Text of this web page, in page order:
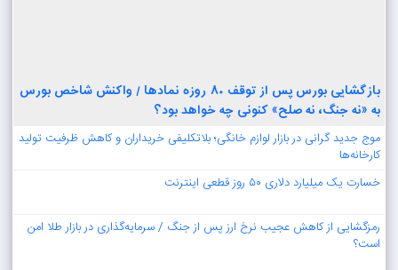
بازگشایی بورس پس از توقف ۸۰ روزه نمادها / واکنش شاخص بورس
به «نه جنگ، نه صلح» کنونی چه خواهد بود؟
موج جدید گرانی در بازار لوازم خانگی؛ بلاتکلیفی خریداران و کاهش ظرفیت تولید
کارخانه‌ها
خسارت یک میلیارد دلاری ۵۰ روز قطعی اینترنت
رمزگشایی از کاهش عجیب نرخ ارز پس از جنگ / سرمایه‌گذاری در بازار طلا امن
است؟